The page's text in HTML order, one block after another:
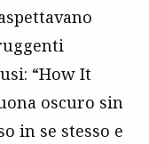
“How It
oscuro sin
in se stesso e